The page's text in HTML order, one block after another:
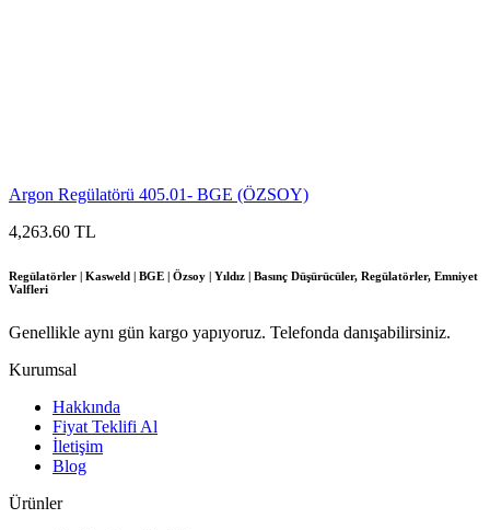
Argon Regülatörü 405.01- BGE (ÖZSOY)
4,263.60 TL
Regülatörler | Kasweld | BGE | Özsoy | Yıldız | Basınç Düşürücüler, Regülatörler, Emniyet
Valfleri
Genellikle aynı gün kargo yapıyoruz. Telefonda danışabilirsiniz.
Kurumsal
Hakkında
Fiyat Teklifi Al
İletişim
Blog
Ürünler